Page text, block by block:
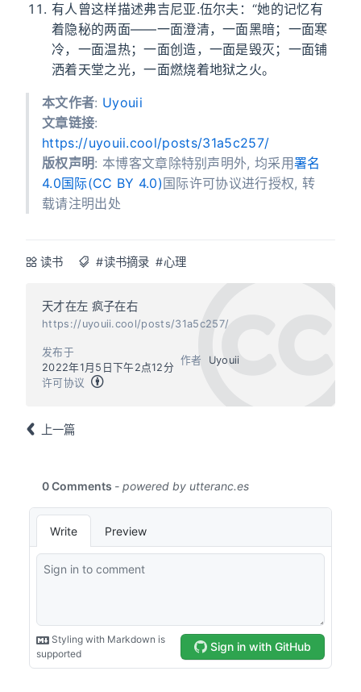
有人曾这样描述弗吉尼亚.伍尔夫：“她的记忆有
着隐秘的两面——一面澄清，一面黑暗；一面寒
冷，一面温热；一面创造，一面是毁灭；一面铺
洒着天堂之光，一面燃烧着地狱之火。
本文作者: Uyouii
文章链接:
https://uyouii.cool/posts/31a5c257/
版权声明: 本博客文章除特别声明外, 均采用署名
4.0国际(CC BY 4.0) 国际许可协议进行授权, 转
载请注明出处
读书 #读书摘录 #心理
天才在左 疯子在右
https://uyouii.cool/posts/31a5c257/
作者 Uyouii
发布于
2022年1月5日下午2点12分
许可协议
上一篇